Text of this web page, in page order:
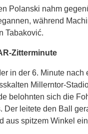
Polanski nahm
während
Tabaković.
Zitterminute
in der 6. Minute
Millerntor-
belohnten sich die
Der leitete den Ball
aus spitzem Winkel